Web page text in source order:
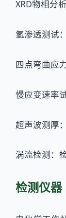
XRD物相分
氢渗透测试
四点弯曲应
慢应变速率
超声波测厚
涡流检测：
检测仪器